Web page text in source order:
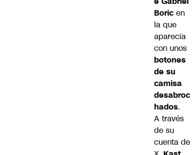
Boric en
la que
aparecía
con unos
botones
de su
camisa
desabroc
hados.
A través
de su
cuenta de